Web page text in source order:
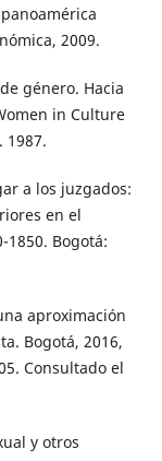
2009.
género. Hacia
in Culture
1987.
a los juzgados:
en el
1850. Bogotá:
aproximación
Bogotá, 2016,
Consultado el
y otros